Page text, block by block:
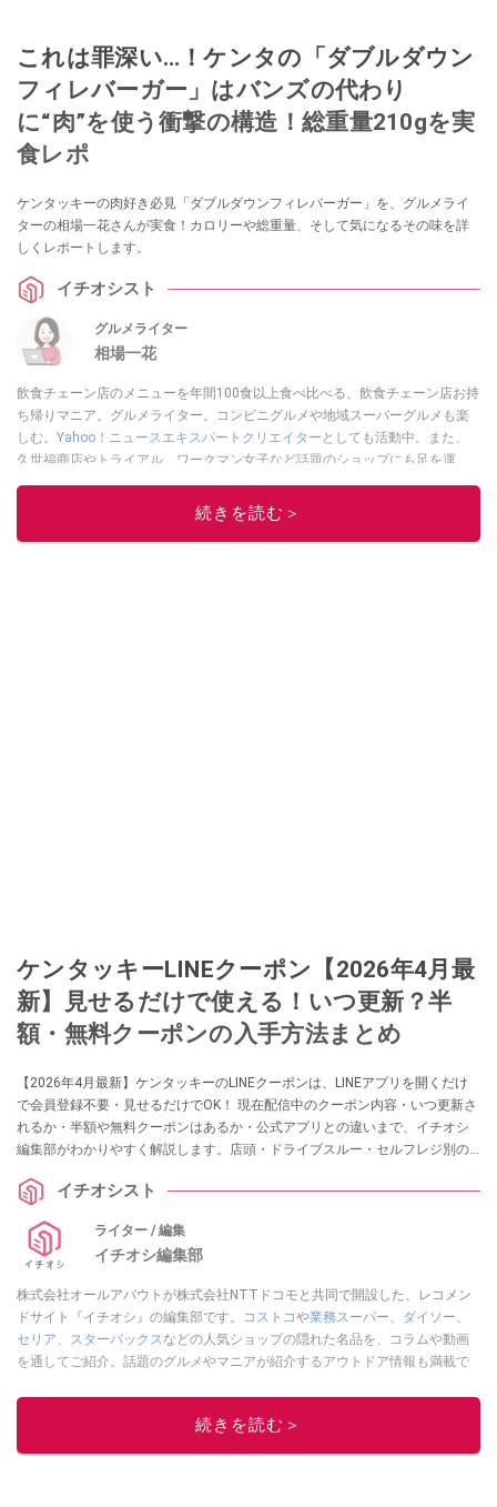
これは罪深い…！ケンタの「ダブルダウン
フィレバーガー」はバンズの代わり
に“肉”を使う衝撃の構造！総重量210gを実
食レポ
ケンタッキーの肉好き必見「ダブルダウンフィレバーガー」を、グルメライ
ターの相場一花さんが実食！カロリーや総重量、そして気になるその味を詳
しくレポートします。
イチオシスト
グルメライター
相場一花
飲食チェーン店のメニューを年間100食以上食べ比べる、飲食チェーン店お持
ち帰りマニア。グルメライター。コンビニグルメや地域スーパーグルメも楽
しむ。 Yahoo！ニュースエキスパートクリエイター としても活動中。また、
久世福商店やトライアル、ワークマン女子など話題のショップにも足を運
「週刊プレイボーイ」、宝島社「おいしい！ シャトレーゼBOOK」などでグ
ルメライター、食の専門家として出演実績あり。
続きを読む＞
ケンタッキーLINEクーポン【2026年4月最
新】見せるだけで使える！いつ更新？半
額・無料クーポンの入手方法まとめ
【2026年4月最新】ケンタッキーのLINEクーポンは、LINEアプリを開くだけ
で会員登録不要・見せるだけでOK！ 現在配信中のクーポン内容・いつ更新さ
れるか・半額や無料クーポンはあるか・公式アプリとの違いまで、イチオシ
編集部がわかりやすく解説します。店頭・ドライブスルー・セルフレジ別の
イチオシスト
ライター / 編集
イチオシ編集部
株式会社オールアバウトが株式会社NTTドコモと共同で開設した、レコメン
ドサイト『イチオシ』の編集部です。
コストコや業務スーパー ダイソー
セリア
スターバックス などの人気ショップの隠れた名品を、コラムや動画
を通してご紹介。話題のグルメやマニアが紹介するアウトドア情報も満載で
レビューしています。毎日トレンド情報をお届けしているので、ぜひ
してください！続きを読む＞